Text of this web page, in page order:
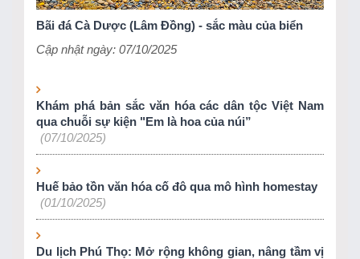
Bãi đá Cà Dược (Lâm Đồng) - sắc màu của biển
Cập nhật ngày: 07/10/2025
Khám phá bản sắc văn hóa các dân tộc Việt Nam
qua chuỗi sự kiện "Em là hoa của núi”
(07/10/2025)
Huế bảo tồn văn hóa cố đô qua mô hình homestay
(01/10/2025)
Du lịch Phú Thọ: Mở rộng không gian, nâng tầm vị